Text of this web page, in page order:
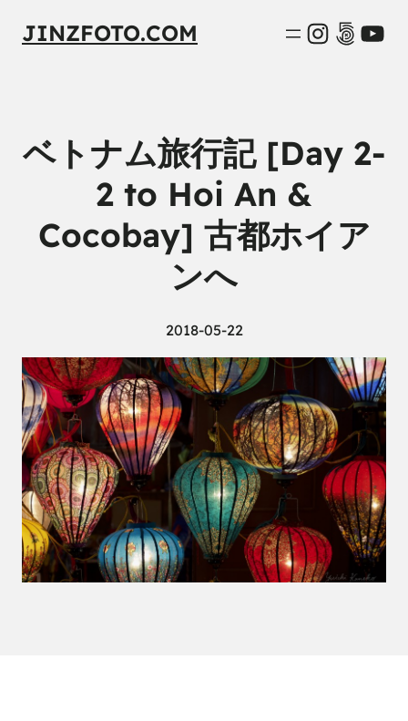
JINZFOTO.COM 500px
ベトナム旅行記 [Day 2-
2 to Hoi An &
Cocobay] 古都ホイア
ンへ
2018-05-22